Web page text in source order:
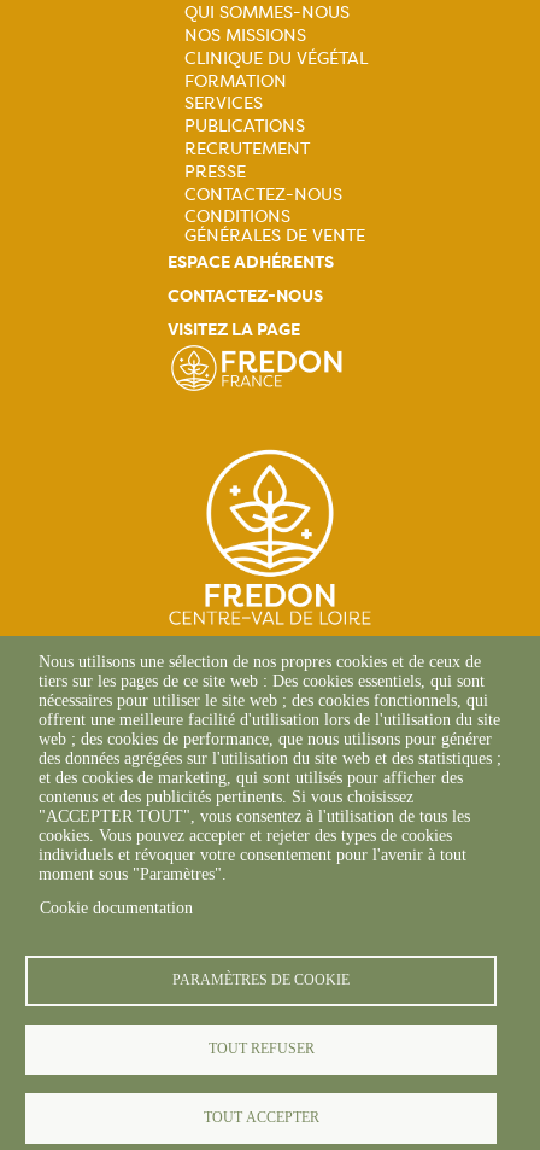
Navigation
principale
QUI SOMMES-NOUS
NOS MISSIONS
CLINIQUE DU VÉGÉTAL
FORMATION
SERVICES
PUBLICATIONS
RECRUTEMENT
PRESSE
CONTACTEZ-NOUS
CONDITIONS
GÉNÉRALES DE VENTE
ESPACE ADHÉRENTS
CONTACTEZ-NOUS
VISITEZ LA PAGE
SITE D'ORLÉANS
13 Av. des Droits de
l'Homme
45000 Orléans
02 38 42 13 88 (Composer le
canal 1)
SITE DE CHAMBRAY-LÈS-
TOURS
9 ter Rue Augustin Fresnel
37170 Chambray-Les-Tours
© FREDON 2019 -Mentions légales
Nous utilisons une sélection de nos propres cookies et de ceux de
tiers sur les pages de ce site web : Des cookies essentiels, qui sont
nécessaires pour utiliser le site web ; des cookies fonctionnels, qui
offrent une meilleure facilité d'utilisation lors de l'utilisation du site
web ; des cookies de performance, que nous utilisons pour générer
des données agrégées sur l'utilisation du site web et des statistiques ;
et des cookies de marketing, qui sont utilisés pour afficher des
contenus et des publicités pertinents. Si vous choisissez
"ACCEPTER TOUT", vous consentez à l'utilisation de tous les
cookies. Vous pouvez accepter et rejeter des types de cookies
individuels et révoquer votre consentement pour l'avenir à tout
moment sous "Paramètres".
Cookie documentation
PARAMÈTRES DE COOKIE
TOUT REFUSER
TOUT ACCEPTER